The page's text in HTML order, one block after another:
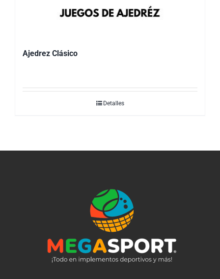
Ajedrez Clásico
Detalles